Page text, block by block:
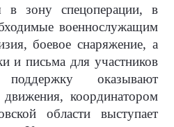
в зону спецоперации, в
военнослужащим
боевое снаряжение, а
и письма для участников
оказывают
координатором
области выступает